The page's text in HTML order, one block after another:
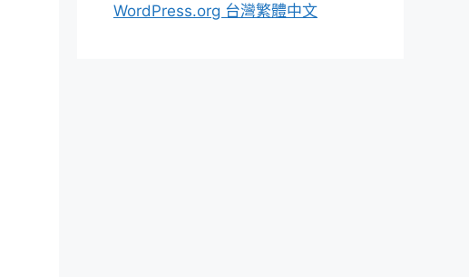
WordPress.org 台灣繁體中文